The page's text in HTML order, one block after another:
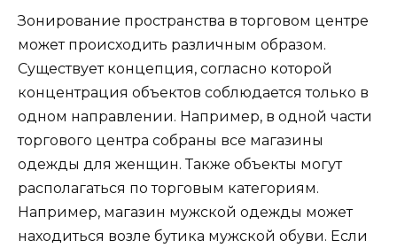
Зонирование пространства в торговом центре
может происходить различным образом.
Существует концепция, согласно которой
концентрация объектов соблюдается только в
одном направлении. Например, в одной части
торгового центра собраны все магазины
одежды для женщин. Также объекты могут
располагаться по торговым категориям.
Например, магазин мужской одежды может
находиться возле бутика мужской обуви. Если